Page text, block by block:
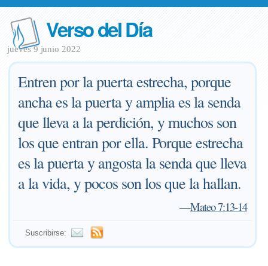
Verso del Día
jueves 9 junio 2022
Entren por la puerta estrecha, porque
ancha es la puerta y amplia es la senda
que lleva a la perdición, y muchos son
los que entran por ella. Porque estrecha
es la puerta y angosta la senda que lleva
a la vida, y pocos son los que la hallan.
—Mateo 7:13-14
Suscribirse: